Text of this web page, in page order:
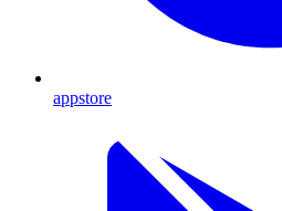
appstore